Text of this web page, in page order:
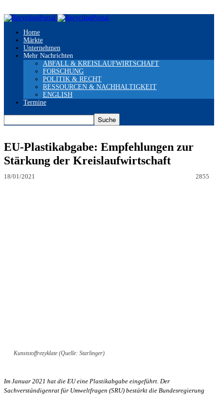
Home
Märkte
Unternehmen
Mehr Nachrichten
ABFALL & KREISLAUFWIRTSCHAFT
FORSCHUNG
POLITIK & RECHT
RESSOURCEN & NACHHALTIGKEIT
ENGLISH
Termine
EU-Plastikabgabe: Empfehlungen zur
Stärkung der Kreislaufwirtschaft
18/01/2021 2855
Kunststoffrezyklate (Quelle: Starlinger)
Im Januar 2021 hat die EU eine Plastikabgabe eingeführt. Der
Sachverständigenrat für Umweltfragen (SRU) bestärkt die Bundesregierung